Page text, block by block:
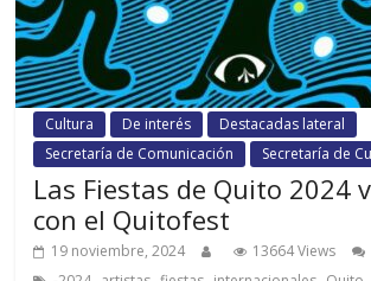
Cultura De interés
Destacadas lateral
Secretaría de Comunicación
Secretaría de
Las Fiestas de Quito 2024
con el Quitofest
19 noviembre, 2024 13664 Views